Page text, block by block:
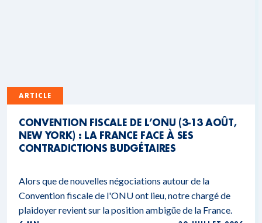
ARTICLE
CONVENTION FISCALE DE L’ONU (3-13 AOÛT,
NEW YORK) : LA FRANCE FACE À SES
CONTRADICTIONS BUDGÉTAIRES
Alors que de nouvelles négociations autour de la
Convention fiscale de l'ONU ont lieu, notre chargé de
plaidoyer revient sur la position ambigüe de la France.